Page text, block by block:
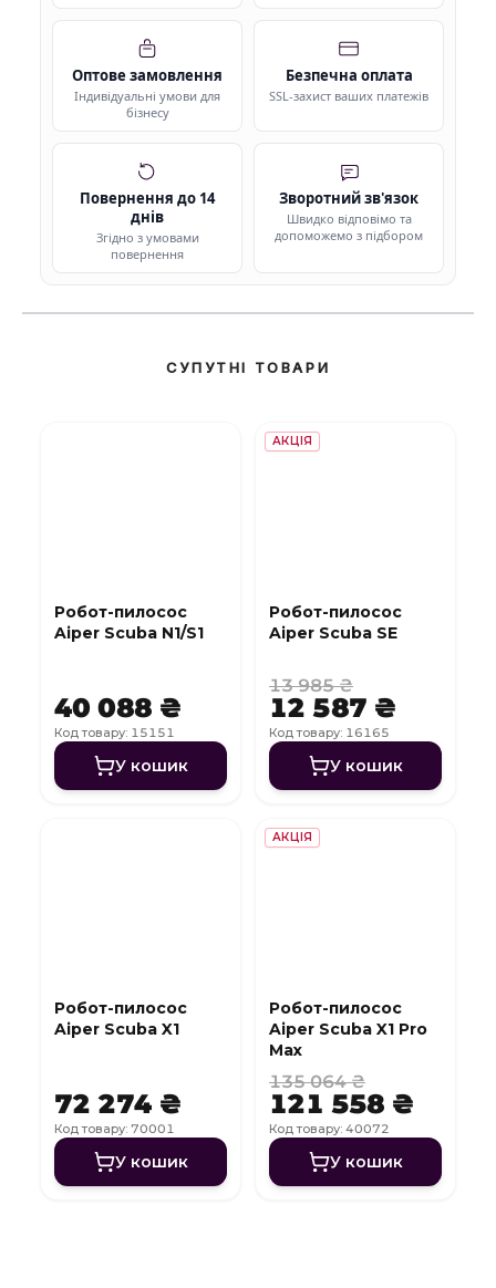
Оптове замовлення
Індивідуальні умови для
бізнесу
Безпечна оплата
SSL-захист ваших платежів
Повернення до 14
днів
Згідно з умовами
повернення
Зворотний зв'язок
Швидко відповімо та
допоможемо з підбором
СУПУТНІ ТОВАРИ
Робот-пилосос
Aiper Scuba N1/S1
40 088 ₴
Код товару: 15151
У кошик
АКЦІЯ
Робот-пилосос
Aiper Scuba SE
13 985 ₴
12 587 ₴
Код товару: 16165
У кошик
Робот-пилосос
Aiper Scuba X1
72 274 ₴
Код товару: 70001
У кошик
АКЦІЯ
Робот-пилосос
Aiper Scuba X1 Pro
Max
135 064 ₴
121 558 ₴
Код товару: 40072
У кошик